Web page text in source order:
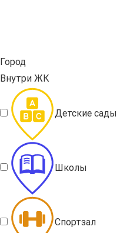
Город
Внутри ЖК
Детские сады
Школы
Спортзал